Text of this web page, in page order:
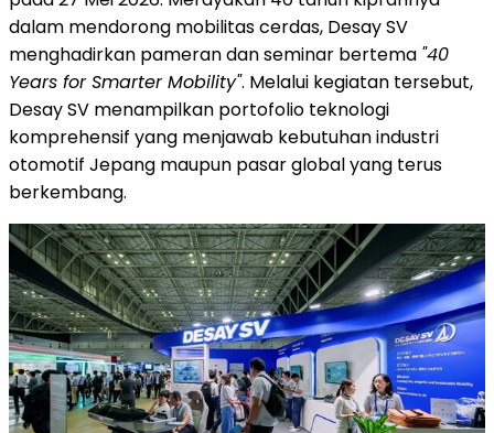
dalam mendorong mobilitas cerdas, Desay SV
menghadirkan pameran dan seminar bertema "40
Years for Smarter Mobility". Melalui kegiatan tersebut,
Desay SV menampilkan portofolio teknologi
komprehensif yang menjawab kebutuhan industri
otomotif Jepang maupun pasar global yang terus
berkembang.